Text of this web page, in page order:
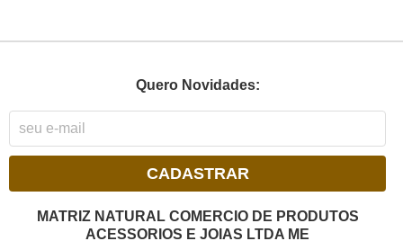
Quero Novidades:
CADASTRAR
MATRIZ NATURAL COMERCIO DE PRODUTOS
ACESSORIOS E JOIAS LTDA ME